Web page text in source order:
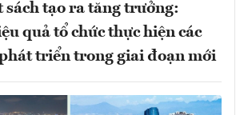
sách tạo ra tăng trưởng:
quả tổ chức thực hiện các
triển trong giai đoạn mới